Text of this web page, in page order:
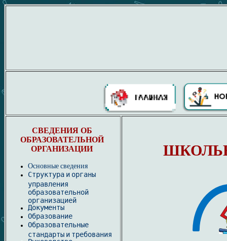
СВЕДЕНИЯ ОБ
ОБРАЗОВАТЕЛЬНОЙ
ОРГАНИЗАЦИИ
Основные сведения
Структура и органы
управления
образовательной
организацией
Документы
Образование
Образовательные
стандарты и требования